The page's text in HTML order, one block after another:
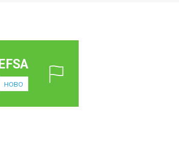
EFSA
ново